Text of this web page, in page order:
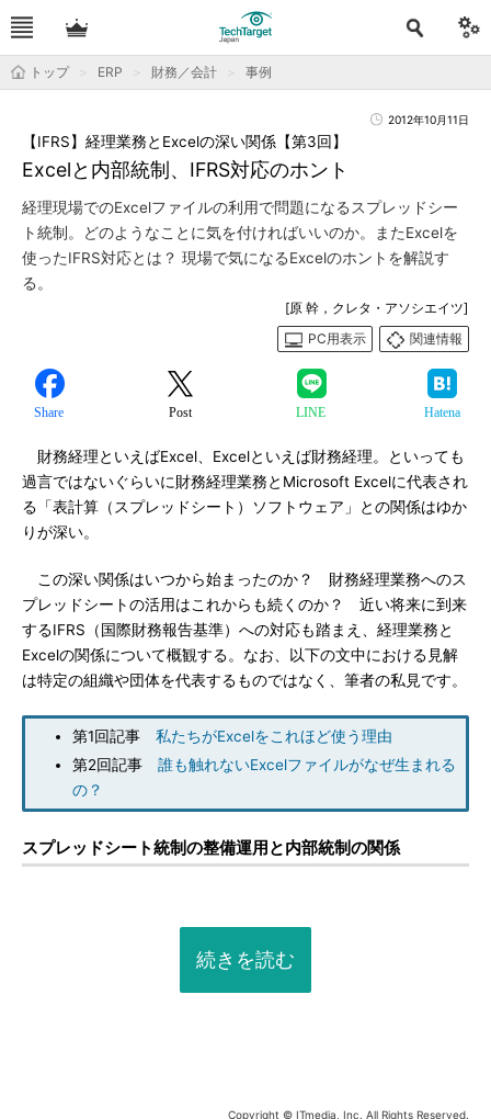
トップ ERP 財務／会計 事例
2012年10月11日
Excelと内部統制、IFRS対応のホント
【IFRS】経理業務とExcelの深い関係【第3回】
経理現場でのExcelファイルの利用で問題になるスプレッドシー
ト統制。どのようなことに気を付ければいいのか。またExcelを
使ったIFRS対応とは？ 現場で気になるExcelのホントを解説す
る。
[原 幹，クレタ・アソシエイツ]
PC用表示
関連情報
Share Post LINE Hatena
財務経理といえばExcel、Excelといえば財務経理。といっても
過言ではないぐらいに財務経理業務とMicrosoft Excelに代表され
る「表計算（スプレッドシート）ソフトウェア」との関係はゆか
りが深い。
この深い関係はいつから始まったのか？ 財務経理業務へのス
プレッドシートの活用はこれからも続くのか？ 近い将来に到来
するIFRS（国際財務報告基準）への対応も踏まえ、経理業務と
Excelの関係について概観する。なお、以下の文中における見解
は特定の組織や団体を代表するものではなく、筆者の私見です。
第1回記事 私たちがExcelをこれほど使う理由
第2回記事 誰も触れないExcelファイルがなぜ生まれる
の？
スプレッドシート統制の整備運用と内部統制の関係
続きを読む
Copyright © ITmedia, Inc. All Rights Reserved.